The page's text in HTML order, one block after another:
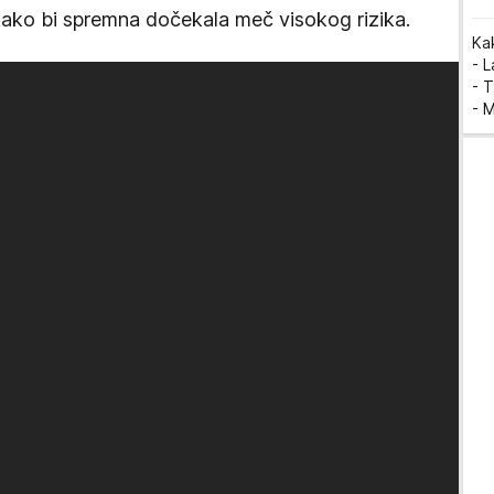
bi spremna dočekala meč visokog rizika.
-
-
-